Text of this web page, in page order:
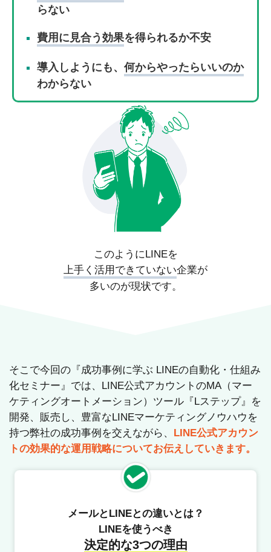
らない
費用に見合う効果を得られるか不安
導入しようにも、何からやったらいいのか
わからない
このようにLINEを
上手く活用できていない企業が
多いのが現状です。
そこで今回の『成功事例に学ぶ LINEの自動化・仕組み
化セミナー』では、LINE公式アカウントのMA（マー
ケティングオートメーション）ツール『Lステップ』を
開発、販売し、豊富なLINEマーケティングノウハウを
持つ弊社の成功事例を交えながら、 LINE公式アカウン
トの効果的な運用戦略についてお伝えしていきます。
メールとLINEとの違いとは？
LINEを使うべき
決定的な3つの理由